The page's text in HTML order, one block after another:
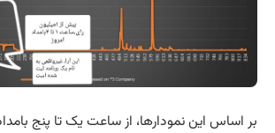
بر اساس این نمودارها، از ساعت یک تا پنج